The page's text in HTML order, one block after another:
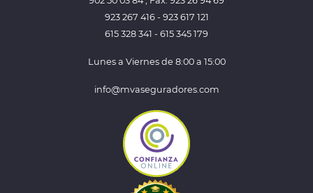
923 267 416 - 923 617 121
615 328 341 - 615 345 179
Lunes a Viernes de 8:00 a 15:00
info@mvaseguradores.com